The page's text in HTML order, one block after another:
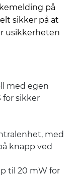
på
sikker på at
usikkerheten
med egen
for sikker
med
knapp ved
til 20 mW for